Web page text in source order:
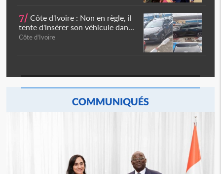
7/ Côte d'Ivoire : Non en règle, il
tente d'insérer son véhicule dan...
Côte d'Ivoire
COMMUNIQUÉS